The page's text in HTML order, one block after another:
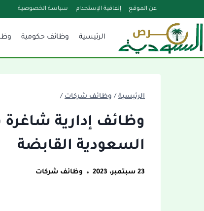
إلى
المحتوى
عن الموقع إتفاقية الإستخدام سياسة الخصوصية
الرئيسية وظائف حكومية
الرئيسية / وظائف شركات /
وظائف إدارية
السعودية القابضة
23 سبتمبر، 2023 وظائف شركات